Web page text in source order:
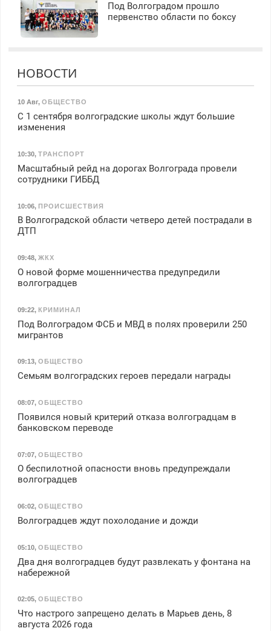
Под Волгоградом прошло
первенство области по боксу
НОВОСТИ
10 Авг, ОБЩЕСТВО
С 1 сентября волгоградские школы ждут большие
изменения
10:30, ТРАНСПОРТ
Масштабный рейд на дорогах Волгограда провели
сотрудники ГИББД
10:06, ПРОИСШЕСТВИЯ
В Волгоградской области четверо детей пострадали в
ДТП
09:48, ЖКХ
О новой форме мошенничества предупредили
волгоградцев
09:22, КРИМИНАЛ
Под Волгоградом ФСБ и МВД в полях проверили 250
мигрантов
09:13, ОБЩЕСТВО
Семьям волгоградских героев передали награды
08:07, ОБЩЕСТВО
Появился новый критерий отказа волгоградцам в
банковском переводе
07:07, ОБЩЕСТВО
О беспилотной опасности вновь предупреждали
волгоградцев
06:02, ОБЩЕСТВО
Волгоградцев ждут похолодание и дожди
05:10, ОБЩЕСТВО
Два дня волгоградцев будут развлекать у фонтана на
набережной
02:05, ОБЩЕСТВО
Что настрого запрещено делать в Марьев день, 8
августа 2026 года